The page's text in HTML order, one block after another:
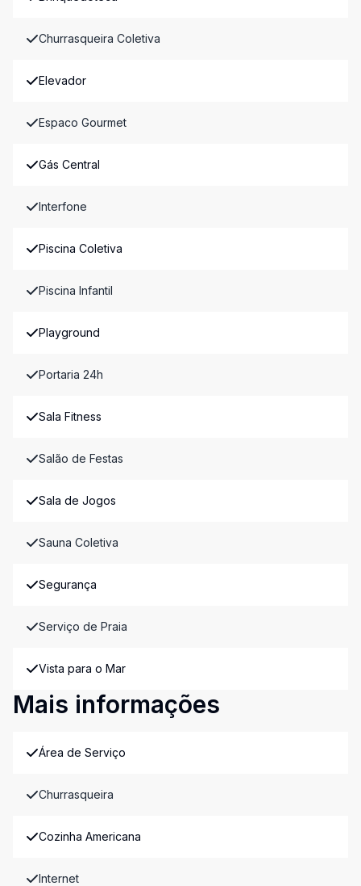
Churrasqueira Coletiva
Elevador
Espaco Gourmet
Gás Central
Interfone
Piscina Coletiva
Piscina Infantil
Playground
Portaria 24h
Sala Fitness
Salão de Festas
Sala de Jogos
Sauna Coletiva
Segurança
Serviço de Praia
Vista para o Mar
Mais informações
Área de Serviço
Churrasqueira
Cozinha Americana
Internet